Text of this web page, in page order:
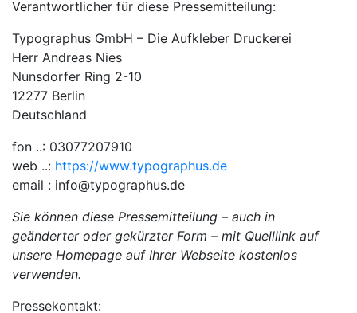
Verantwortlicher für diese Pressemitteilung:
Typographus GmbH – Die Aufkleber Druckerei
Herr Andreas Nies
Nunsdorfer Ring 2-10
12277 Berlin
Deutschland
fon ..: 03077207910
web ..: https://www.typographus.de
email : info@typographus.de
Sie können diese Pressemitteilung – auch in
geänderter oder gekürzter Form – mit Quelllink auf
unsere Homepage auf Ihrer Webseite kostenlos
verwenden.
Pressekontakt: